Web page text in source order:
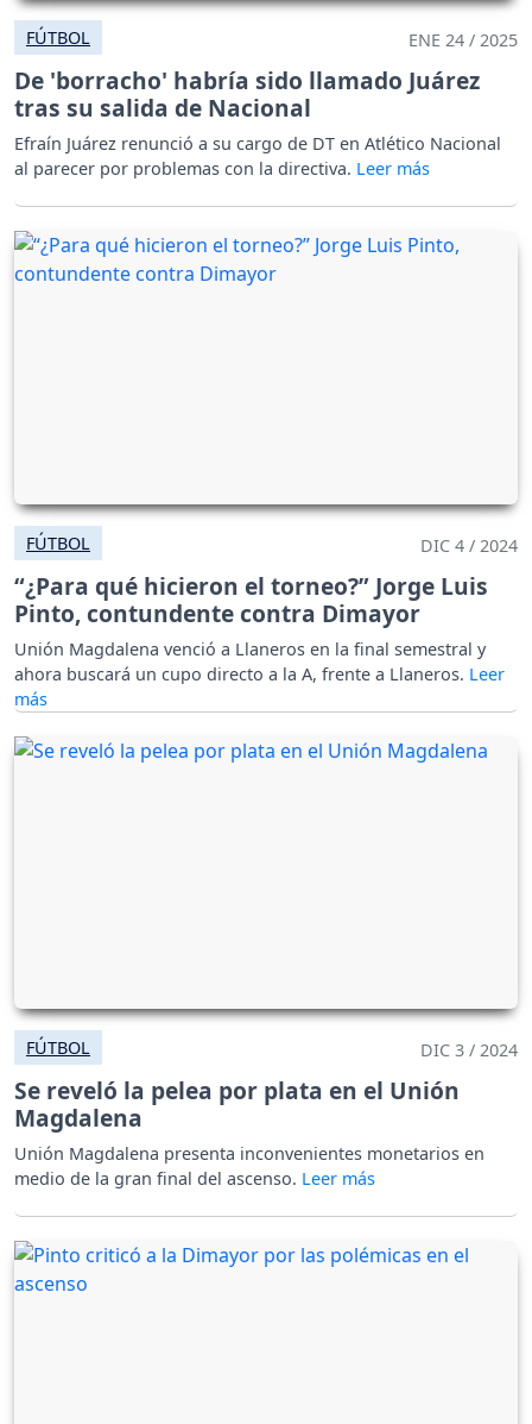
FÚTBOL ENE 24 / 2025
De 'borracho' habría sido llamado Juárez
tras su salida de Nacional
Efraín Juárez renunció a su cargo de DT en Atlético Nacional
al parecer por problemas con la directiva.
FÚTBOL DIC 4 / 2024
“¿Para qué hicieron el torneo?” Jorge Luis
Pinto, contundente contra Dimayor
Unión Magdalena venció a Llaneros en la final semestral y
ahora buscará un cupo directo a la A, frente a Llaneros.
FÚTBOL DIC 3 / 2024
Se reveló la pelea por plata en el Unión
Magdalena
Unión Magdalena presenta inconvenientes monetarios en
medio de la gran final del ascenso.